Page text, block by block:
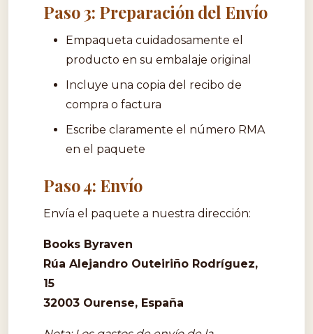
Paso 3: Preparación del Envío
Empaqueta cuidadosamente el
producto en su embalaje original
Incluye una copia del recibo de
compra o factura
Escribe claramente el número RMA
en el paquete
Paso 4: Envío
Envía el paquete a nuestra dirección:
Books Byraven
Rúa Alejandro Outeiriño Rodríguez,
15
32003 Ourense, España